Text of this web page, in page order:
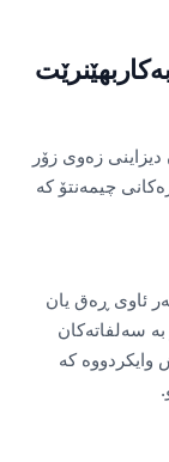
زەوی زۆر
چیمەنتۆ کە
ئاوی ڕەق یان
سەلفاتەکان
وایکردووە کە